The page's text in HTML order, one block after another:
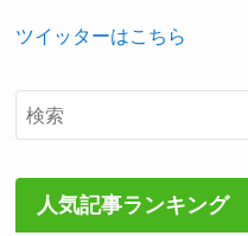
ツイッターはこちら
人気記事ランキング